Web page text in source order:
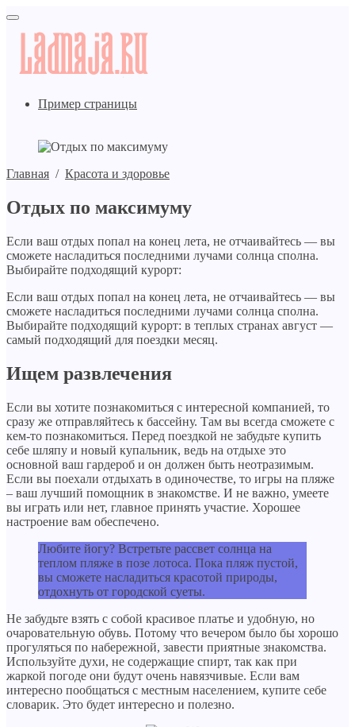
Пример страницы
Главная / Красота и здоровье
Отдых по максимуму
Если ваш отдых попал на конец лета, не отчаивайтесь — вы
сможете насладиться последними лучами солнца сполна.
Выбирайте подходящий курорт:
Если ваш отдых попал на конец лета, не отчаивайтесь — вы
сможете насладиться последними лучами солнца сполна.
Выбирайте подходящий курорт: в теплых странах август —
самый подходящий для поездки месяц.
Ищем развлечения
Если вы хотите познакомиться с интересной компанией, то
сразу же отправляйтесь к бассейну. Там вы всегда сможете с
кем-то познакомиться. Перед поездкой не забудьте купить
себе шляпу и новый купальник, ведь на отдыхе это
основной ваш гардероб и он должен быть неотразимым.
Если вы поехали отдыхать в одиночестве, то игры на пляже
– ваш лучший помощник в знакомстве. И не важно, умеете
вы играть или нет, главное принять участие. Хорошее
настроение вам обеспечено.
Любите йогу? Встретьте рассвет солнца на
теплом пляже в позе лотоса. Пока пляж пустой,
вы сможете насладиться красотой природы,
отдохнуть от городской суеты.
Не забудьте взять с собой красивое платье и удобную, но
очаровательную обувь. Потому что вечером было бы хорошо
прогуляться по набережной, завести приятные знакомства.
Используйте духи, не содержащие спирт, так как при
жаркой погоде они будут очень навязчивые. Если вам
интересно пообщаться с местным населением, купите себе
словарик. Это будет интересно и полезно.